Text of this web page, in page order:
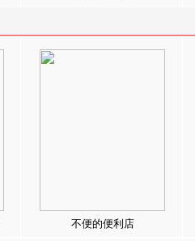
不便的便利店